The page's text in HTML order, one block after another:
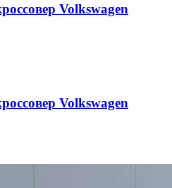
Volkswagen
Volkswagen